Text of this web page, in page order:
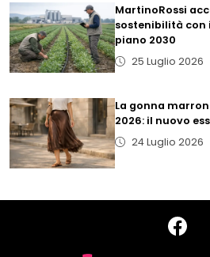
MartinoRossi
sostenibilità con
piano 2030
25 Luglio 2026
La gonna
2026: il nuovo
24 Luglio 2026